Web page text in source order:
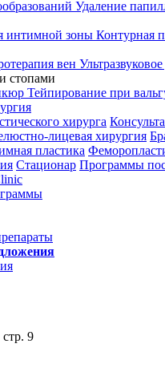
Удаление
интимной зоны Контурная
вен
стопами
Тейпирование при
хирурга
лицевая хирургия
пластика
Стационар Программы
9